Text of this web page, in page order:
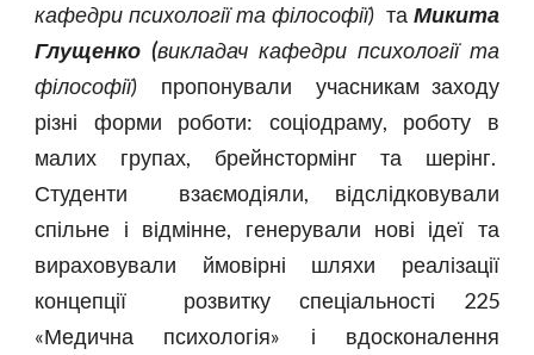
кафедри психології та філософії) та Микита
Глущенко (викладач кафедри психології та
філософії) пропонували учасникам заходу
різні форми роботи: соціодраму, роботу в
малих групах, брейнстормінг та шерінг.
Студенти взаємодіяли, відслідковували
спільне і відмінне, генерували нові ідеї та
вираховували ймовірні шляхи реалізації
концепції розвитку спеціальності 225
«Медична психологія» і вдосконалення